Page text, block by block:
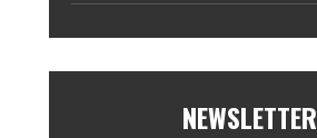
NEWSLETTER